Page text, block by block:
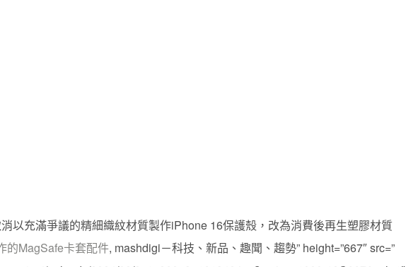
以充滿爭議的精細織紋材質製作iPhone 16保護殼，改為消費後再生塑膠材質
的MagSafe卡套配件, mashdigi－科技、新品、趣聞、趨勢” height=”667″ src=”